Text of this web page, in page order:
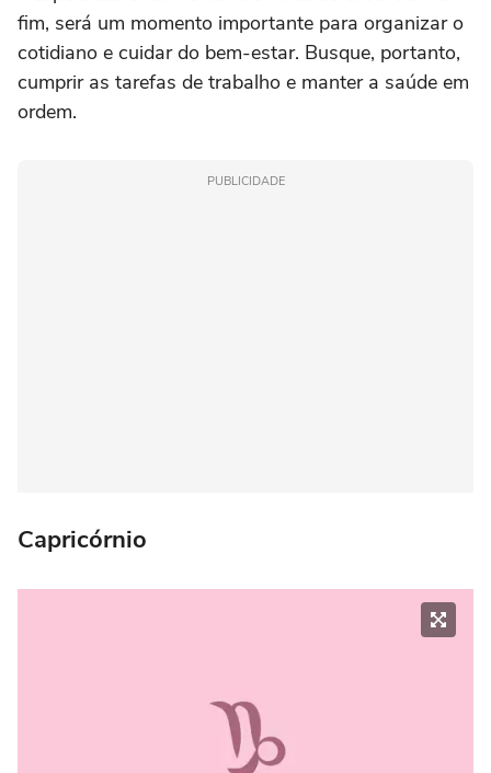
fim, será um momento importante para organizar o
cotidiano e cuidar do bem-estar. Busque, portanto,
cumprir as tarefas de trabalho e manter a saúde em
ordem.
PUBLICIDADE
Capricórnio